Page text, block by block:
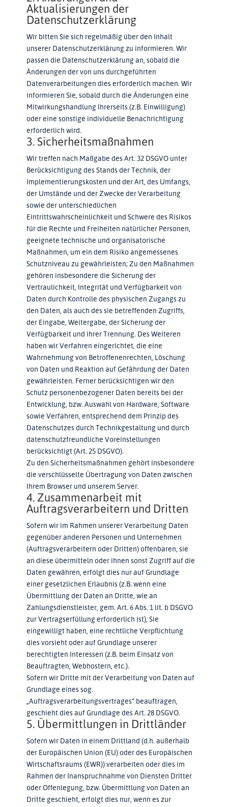
Aktualisierungen der
Datenschutzerklärung
Wir bitten Sie sich regelmäßig über den Inhalt
unserer Datenschutzerklärung zu informieren. Wir
passen die Datenschutzerklärung an, sobald die
Änderungen der von uns durchgeführten
Datenverarbeitungen dies erforderlich machen. Wir
informieren Sie, sobald durch die Änderungen eine
Mitwirkungshandlung Ihrerseits (z.B. Einwilligung)
oder eine sonstige individuelle Benachrichtigung
erforderlich wird.
3. Sicherheitsmaßnahmen
Wir treffen nach Maßgabe des Art. 32 DSGVO unter
Berücksichtigung des Stands der Technik, der
Implementierungskosten und der Art, des Umfangs,
der Umstände und der Zwecke der Verarbeitung
sowie der unterschiedlichen
Eintrittswahrscheinlichkeit und Schwere des Risikos
für die Rechte und Freiheiten natürlicher Personen,
geeignete technische und organisatorische
Maßnahmen, um ein dem Risiko angemessenes
Schutzniveau zu gewährleisten; Zu den Maßnahmen
gehören insbesondere die Sicherung der
Vertraulichkeit, Integrität und Verfügbarkeit von
Daten durch Kontrolle des physischen Zugangs zu
den Daten, als auch des sie betreffenden Zugriffs,
der Eingabe, Weitergabe, der Sicherung der
Verfügbarkeit und ihrer Trennung. Des Weiteren
haben wir Verfahren eingerichtet, die eine
Wahrnehmung von Betroffenenrechten, Löschung
von Daten und Reaktion auf Gefährdung der Daten
gewährleisten. Ferner berücksichtigen wir den
Schutz personenbezogener Daten bereits bei der
Entwicklung, bzw. Auswahl von Hardware, Software
sowie Verfahren, entsprechend dem Prinzip des
Datenschutzes durch Technikgestaltung und durch
datenschutzfreundliche Voreinstellungen
berücksichtigt (Art. 25 DSGVO).
Zu den Sicherheitsmaßnahmen gehört insbesondere
die verschlüsselte Übertragung von Daten zwischen
Ihrem Browser und unserem Server.
4. Zusammenarbeit mit
Auftragsverarbeitern und Dritten
Sofern wir im Rahmen unserer Verarbeitung Daten
gegenüber anderen Personen und Unternehmen
(Auftragsverarbeitern oder Dritten) offenbaren, sie
an diese übermitteln oder ihnen sonst Zugriff auf die
Daten gewähren, erfolgt dies nur auf Grundlage
einer gesetzlichen Erlaubnis (z.B. wenn eine
Übermittlung der Daten an Dritte, wie an
Zahlungsdienstleister, gem. Art. 6 Abs. 1 lit. b DSGVO
zur Vertragserfüllung erforderlich ist), Sie
eingewilligt haben, eine rechtliche Verpflichtung
dies vorsieht oder auf Grundlage unserer
berechtigten Interessen (z.B. beim Einsatz von
Beauftragten, Webhostern, etc.).
Sofern wir Dritte mit der Verarbeitung von Daten auf
Grundlage eines sog.
„Auftragsverarbeitungsvertrages“ beauftragen,
geschieht dies auf Grundlage des Art. 28 DSGVO.
5. Übermittlungen in Drittländer
Sofern wir Daten in einem Drittland (d.h. außerhalb
der Europäischen Union (EU) oder des Europäischen
Wirtschaftsraums (EWR)) verarbeiten oder dies im
Rahmen der Inanspruchnahme von Diensten Dritter
oder Offenlegung, bzw. Übermittlung von Daten an
Dritte geschieht, erfolgt dies nur, wenn es zur